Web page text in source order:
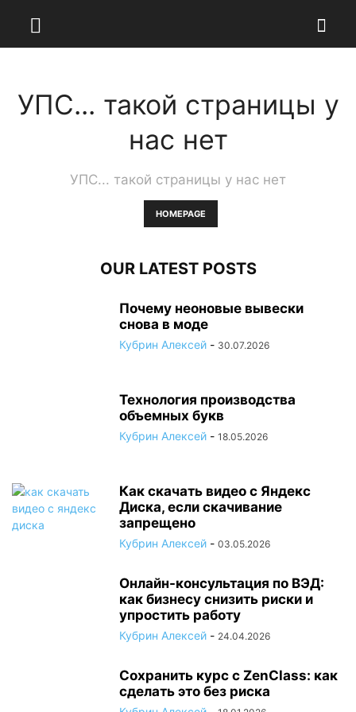
УПС... такой страницы у
нас нет
УПС... такой страницы у нас нет
HOMEPAGE
OUR LATEST POSTS
Почему неоновые вывески
снова в моде
Кубрин Алексей - 30.07.2026
Технология производства
объемных букв
Кубрин Алексей - 18.05.2026
Как скачать видео с Яндекс
Диска, если скачивание
запрещено
Кубрин Алексей - 03.05.2026
Онлайн-консультация по ВЭД:
как бизнесу снизить риски и
упростить работу
Кубрин Алексей - 24.04.2026
Сохранить курс с ZenClass: как
сделать это без риска